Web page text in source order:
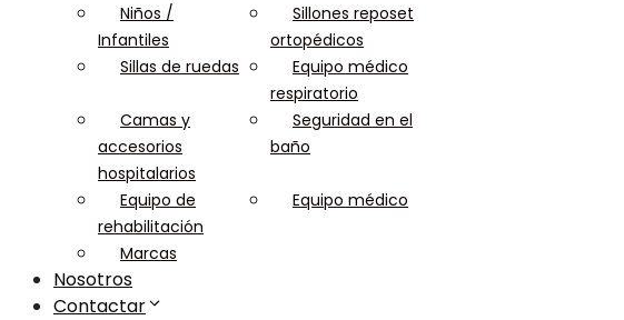
Niños /
Infantiles
Sillones reposet
ortopédicos
Sillas de ruedas
Equipo médico
respiratorio
Camas y
accesorios
hospitalarios
Seguridad en el
baño
Equipo de
rehabilitación
Equipo médico
Marcas
Nosotros
Contactar